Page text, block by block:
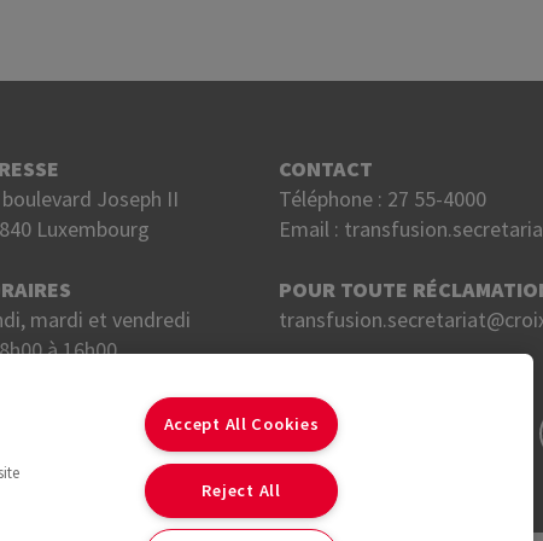
Joseph II
Luxembourg
mardi et vendredi
à 16h00.
CONTACT
Téléphone : 27 55-4000
Email :
POUR TOUTE
Accept All Cookies
Reject All